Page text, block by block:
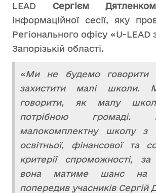
LEAD Сергієм Дятленком
інформаційної сесії, яку
Регіонального офісу «U-
Запорізькій області.
«Ми не будемо говорити
захистити малі школи.
говорити, як малу
потрібною громаді.
малокомплектну школу з
освітньої, фінансової та
критерії спроможності,
вона матиме шанс на
попередив учасників Сергій